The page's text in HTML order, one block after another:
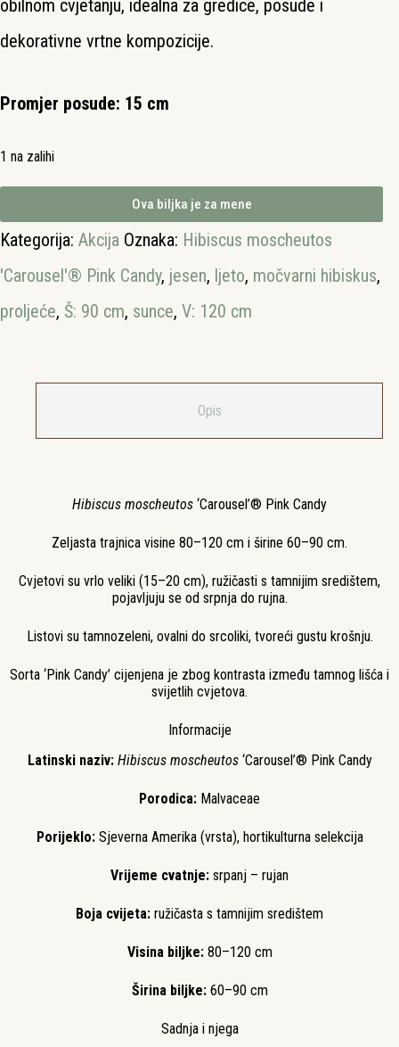
obilnom cvjetanju, idealna za gredice, posude i
dekorativne vrtne kompozicije.
Promjer posude: 15 cm
1 na zalihi
Ova biljka je za mene
Kategorija: Akcija Oznaka: Hibiscus moscheutos
'Carousel'® Pink Candy, jesen, ljeto, močvarni hibiskus,
proljeće, Š: 90 cm, sunce, V: 120 cm
Opis
Hibiscus moscheutos ‘Carousel’® Pink Candy
Zeljasta trajnica visine 80–120 cm i širine 60–90 cm.
Cvjetovi su vrlo veliki (15–20 cm), ružičasti s tamnijim središtem,
pojavljuju se od srpnja do rujna.
Listovi su tamnozeleni, ovalni do srcoliki, tvoreći gustu krošnju.
Sorta ‘Pink Candy’ cijenjena je zbog kontrasta između tamnog lišća i
svijetlih cvjetova.
Informacije
Latinski naziv: Hibiscus moscheutos‘Carousel’® Pink Candy
Porodica: Malvaceae
Porijeklo:Sjeverna Amerika (vrsta), hortikulturna selekcija
Vrijeme cvatnje: srpanj – rujan
Boja cvijeta: ružičasta s tamnijim središtem
Visina biljke:80–120 cm
Širina biljke:60–90 cm
Sadnja i njega